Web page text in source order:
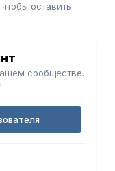
оставить
сообществе.